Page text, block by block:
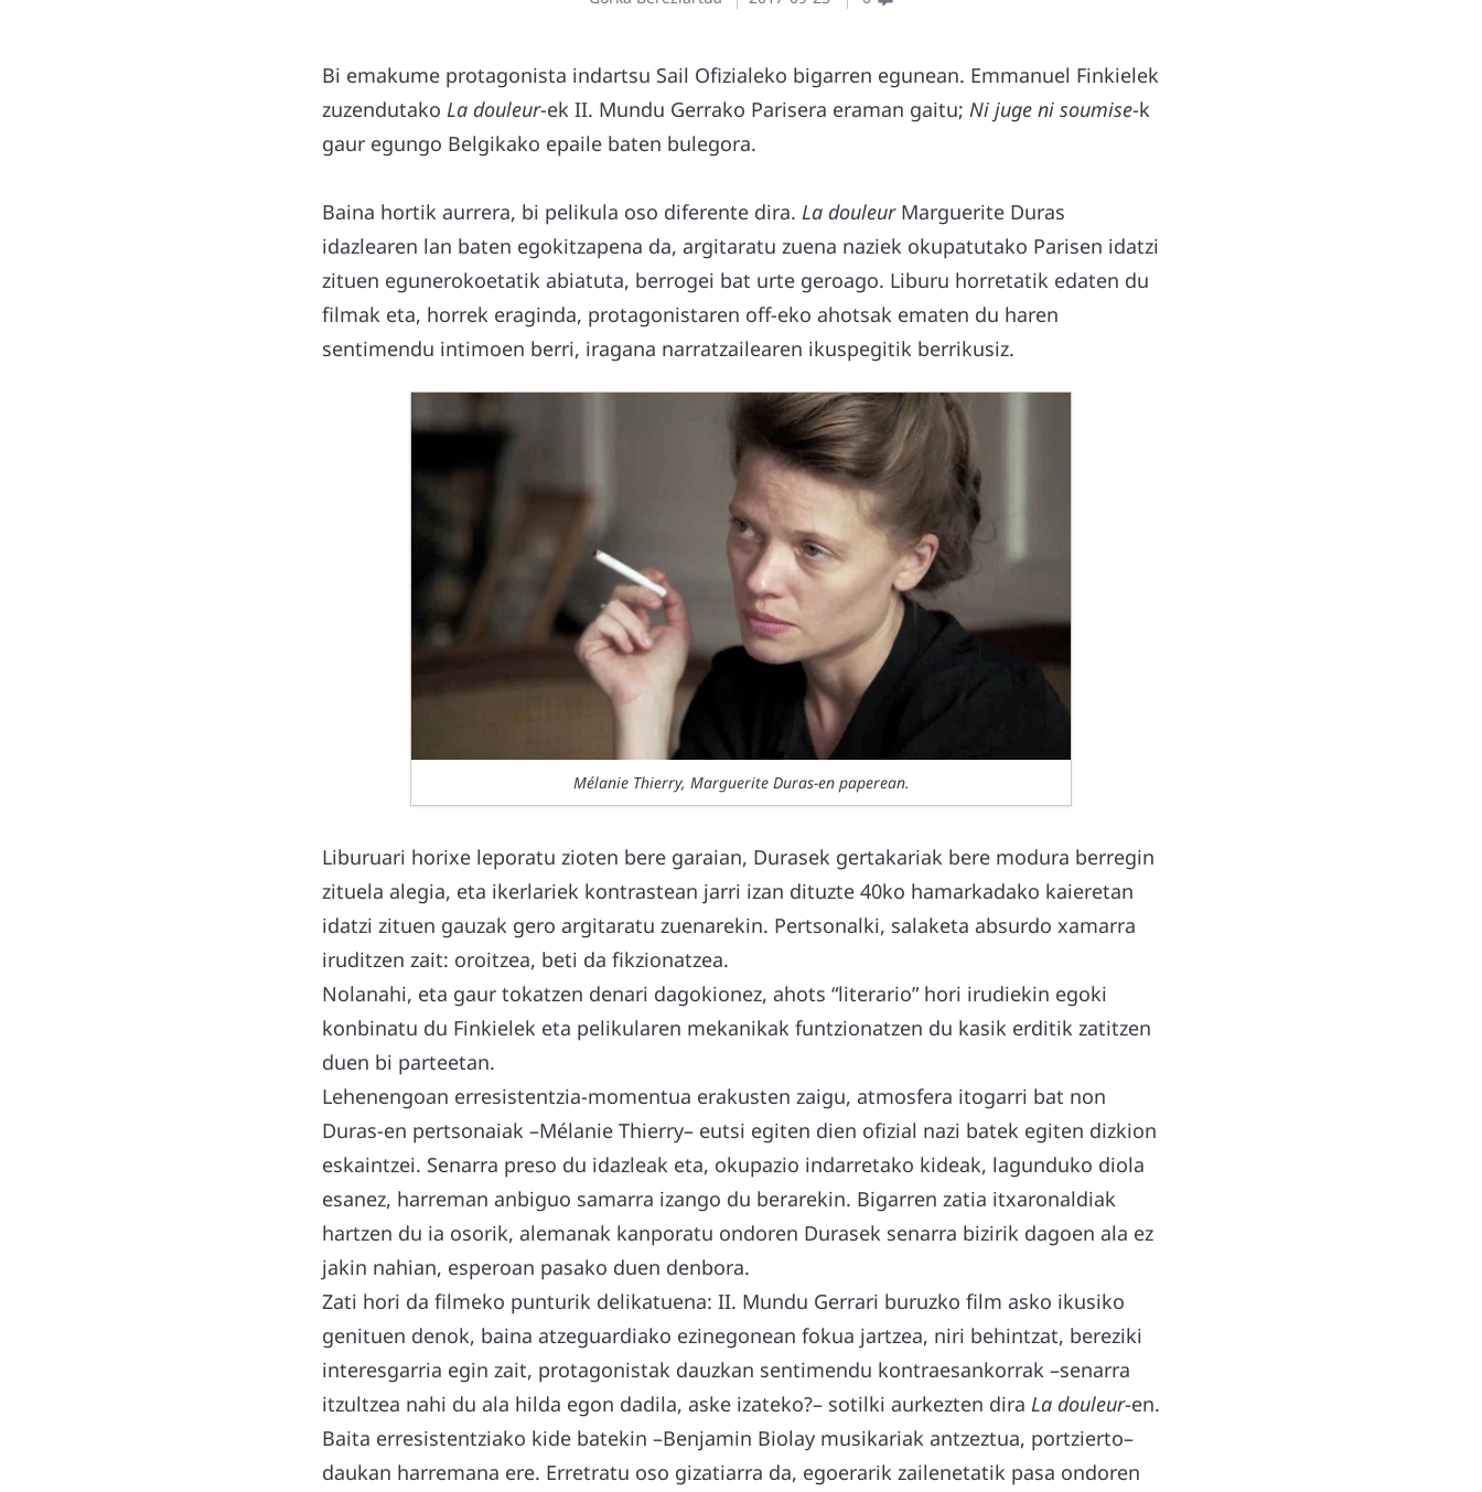
Bi emakume protagonista indartsu Sail Ofizialeko bigarren egunean. Emmanuel Finkielek
zuzendutako La douleur-ek II. Mundu Gerrako Parisera eraman gaitu; Ni juge ni soumise-k
gaur egungo Belgikako epaile baten bulegora.
Baina hortik aurrera, bi pelikula oso diferente dira. La douleurMarguerite Duras
idazlearen lan baten egokitzapena da, argitaratu zuena naziek okupatutako Parisen idatzi
zituen egunerokoetatik abiatuta, berrogei bat urte geroago. Liburu horretatik edaten du
filmak eta, horrek eraginda, protagonistaren off-eko ahotsak ematen du haren
sentimendu intimoen berri, iragana narratzailearen ikuspegitik berrikusiz.
Mélanie Thierry, Marguerite Duras-en paperean.
Liburuari horixe leporatu zioten bere garaian, Durasek gertakariak bere modura berregin
zituela alegia, eta ikerlariek kontrastean jarri izan dituzte 40ko hamarkadako kaieretan
idatzi zituen gauzak gero argitaratu zuenarekin. Pertsonalki, salaketa absurdo xamarra
iruditzen zait: oroitzea, beti da fikzionatzea.
Nolanahi, eta gaur tokatzen denari dagokionez, ahots “literario” hori irudiekin egoki
konbinatu du Finkielek eta pelikularen mekanikak funtzionatzen du kasik erditik zatitzen
duen bi parteetan.
Lehenengoan erresistentzia-momentua erakusten zaigu, atmosfera itogarri bat non
Duras-en pertsonaiak –Mélanie Thierry– eutsi egiten dien ofizial nazi batek egiten dizkion
eskaintzei. Senarra preso du idazleak eta, okupazio indarretako kideak, lagunduko diola
esanez, harreman anbiguo samarra izango du berarekin. Bigarren zatia itxaronaldiak
hartzen du ia osorik, alemanak kanporatu ondoren Durasek senarra bizirik dagoen ala ez
jakin nahian, esperoan pasako duen denbora.
Zati hori da filmeko punturik delikatuena: II. Mundu Gerrari buruzko film asko ikusiko
genituen denok, baina atzeguardiako ezinegonean fokua jartzea, niri behintzat, bereziki
interesgarria egin zait, protagonistak dauzkan sentimendu kontraesankorrak –senarra
itzultzea nahi du ala hilda egon dadila, aske izateko?– sotilki aurkezten dira La douleur-en.
Baita erresistentziako kide batekin –Benjamin Biolay musikariak antzeztua, portzierto–
daukan harremana ere. Erretratu oso gizatiarra da, egoerarik zailenetatik pasa ondoren